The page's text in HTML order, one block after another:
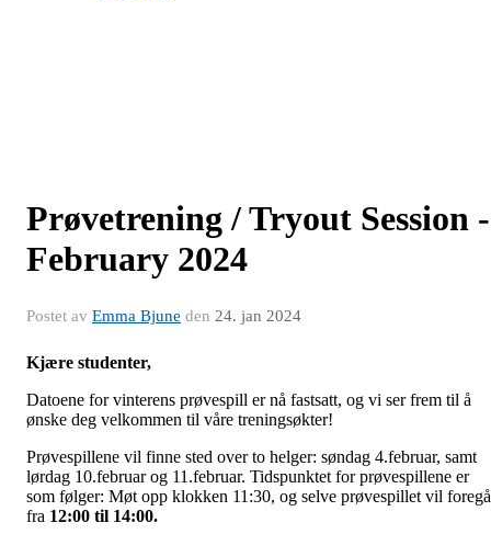
Prøvetrening / Tryout Session -
February 2024
Postet av Emma Bjune den 24. jan 2024
Kjære studenter,
Datoene for vinterens prøvespill er nå fastsatt, og vi ser frem til å
ønske deg velkommen til våre treningsøkter!
Prøvespillene vil finne sted over to helger: søndag 4.februar, samt
lørdag 10.februar og 11.februar. Tidspunktet for prøvespillene er
som følger: Møt opp klokken 11:30, og selve prøvespillet vil foregå
fra 12:00 til 14:00.